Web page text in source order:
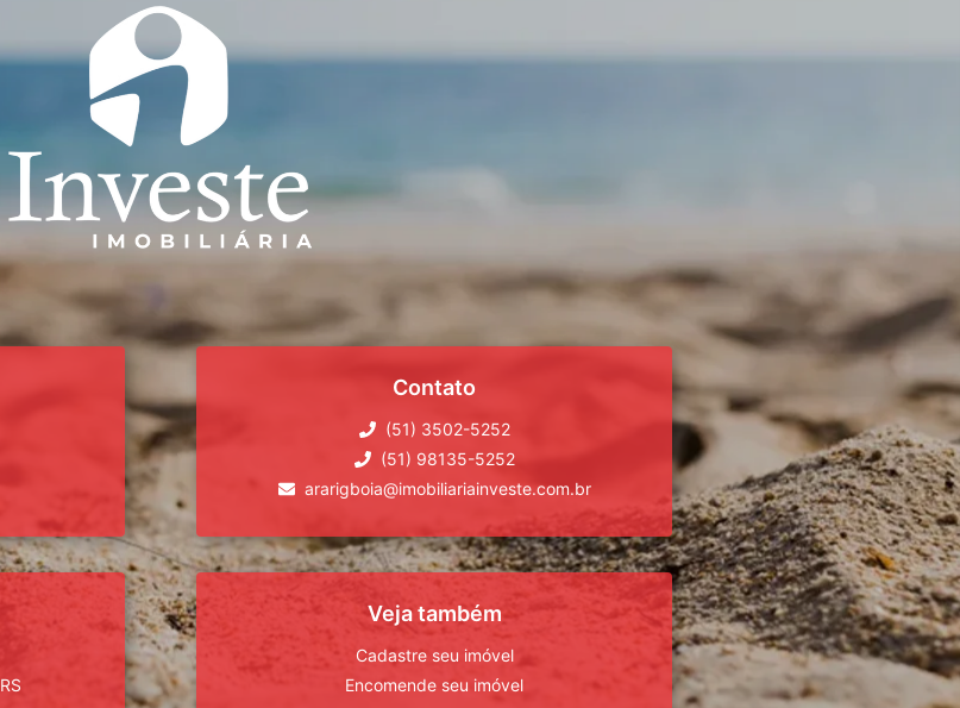
Contato
(51) 3502-5252
(51) 98135-5252
ararigboia@imobiliariainveste.com.br
RS
Veja também
Cadastre seu imóvel
Encomende seu imóvel